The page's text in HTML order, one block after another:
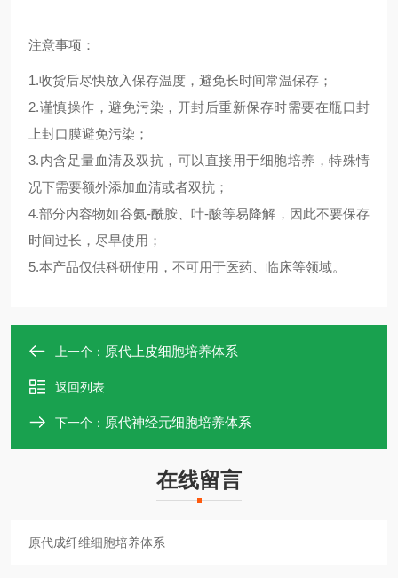
注意事项：
1.收货后尽快放入保存温度，避免长时间常温保存；
2.谨慎操作，避免污染，开封后重新保存时需要在瓶口封
上封口膜避免污染；
3.内含足量血清及双抗，可以直接用于细胞培养，特殊情
况下需要额外添加血清或者双抗；
4.部分内容物如谷氨-酰胺、叶-酸等易降解，因此不要保存
时间过长，尽早使用；
5.本产品仅供科研使用，不可用于医药、临床等领域。
上一个： 原代上皮细胞培养体系
返回列表
下一个： 原代神经元细胞培养体系
在线留言